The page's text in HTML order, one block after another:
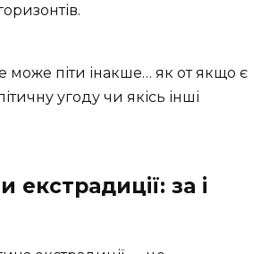
може піти інакше… як от якщо є
угоду чи якісь інші
за і